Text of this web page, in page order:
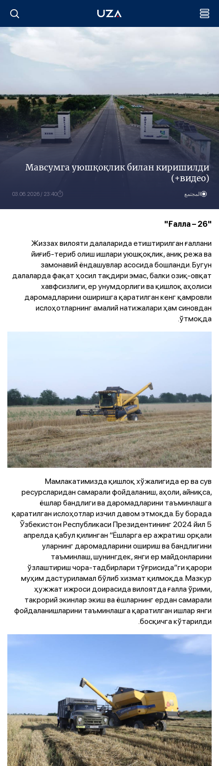
Мавсумга уюшқоқлик билан киришилди
(+видео)
المجتمع 23:40 / 03.06.2026
"Ғалла – 26"
Жиззах вилояти далаларида етиштирилган ғаллани
йиғиб-териб олиш ишлари уюшқоқлик, аниқ режа ва
замонавий ёндашувлар асосида бошланди. Бугун
далаларда фақат ҳосил тақдири эмас, балки озиқ-овқат
хавфсизлиги, ер унумдорлиги ва қишлоқ аҳолиси
даромадларини оширишга қаратилган кенг қамровли
ислоҳотларнинг амалий натижалари ҳам синовдан
ўтмоқда.
Мамлакатимизда қишлоқ хўжалигида ер ва сув
ресурсларидан самарали фойдаланиш, аҳоли, айниқса,
ёшлар бандлиги ва даромадларини таъминлашга
қаратилган ислоҳотлар изчил давом этмоқда. Бу борада
Ўзбекистон Республикаси Президентининг 2024 йил 5
апрелда қабул қилинган “Ёшларга ер ажратиш орқали
уларнинг даромадларини ошириш ва бандлигини
таъминлаш, шунингдек, янги ер майдонларини
ўзлаштириш чора-тадбирлари тўғрисида”ги қарори
муҳим дастуриламал бўлиб хизмат қилмоқда. Мазкур
ҳужжат ижроси доирасида вилоятда ғалла ўрими,
такрорий экинлар экиш ва ёшларнинг ердан самарали
фойдаланишларини таъминлашга қаратилган ишлар янги
босқичга кўтарилди.